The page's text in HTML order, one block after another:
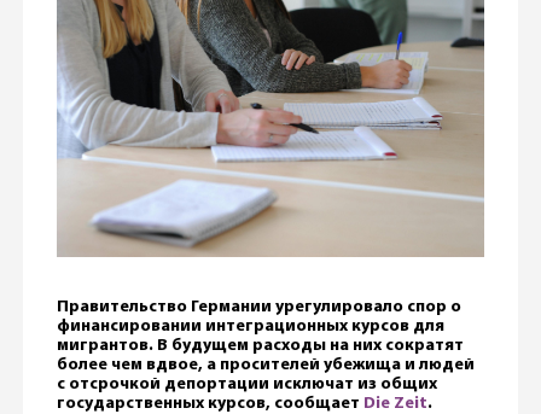
Правительство Германии урегулировало спор о
финансировании интеграционных курсов для
мигрантов. В будущем расходы на них сократят
более чем вдвое, а просителей убежища и людей
с отсрочкой депортации исключат из общих
государственных курсов, сообщает Die Zeit.